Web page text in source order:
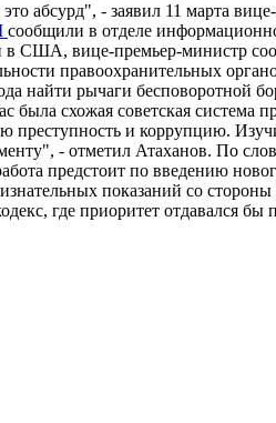
абсурд", - заявил 11 марта
сообщили в отделе
в США, вице-премьер-министр
правоохранительных
найти рычаги бесповоротной
схожая советская система
преступность и коррупцию.
- отметил Атаханов. По
предстоит по введению
показаний со стороны
где приоритет отдавался бы